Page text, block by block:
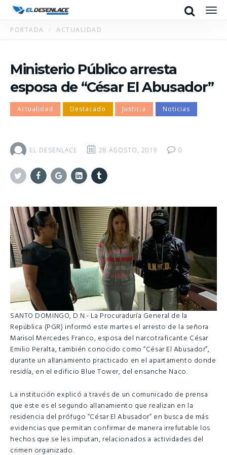
Search
PORTADA ACTUALIDAD
Ministerio Público arresta
esposa de “César El Abusador”
Actualidad Destacado Justicia Noticias
EL DESENLACE 28 AGOSTO, 2019 0
SANTO DOMINGO, D.N.- La Procuraduría General de la
República (PGR) informó este martes el arresto de la señora
Marisol Mercedes Franco, esposa del narcotraficante César
Emilio Peralta, también conocido como “César El Abusador”,
durante un allanamiento practicado en el apartamento donde
residía, en el edificio Blue Tower, del ensanche Naco.
La institución explicó a través de un comunicado de prensa
que este es el segundo allanamiento que realizan en la
residencia del prófugo “César El Abusador” en busca de más
evidencias que permitan confirmar de manera irrefutable los
hechos que se les imputan, relacionados a actividades del
crimen organizado.